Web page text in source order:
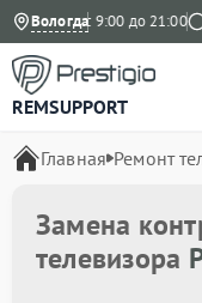
Вологдас 9:00 до 21:00
REMSUPPORT
Главная Ремонт
Замена
телевизора